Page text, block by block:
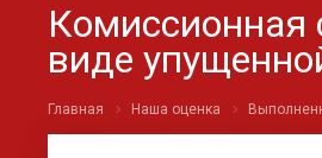
Комиссионная
виде
Главная Наша оценка